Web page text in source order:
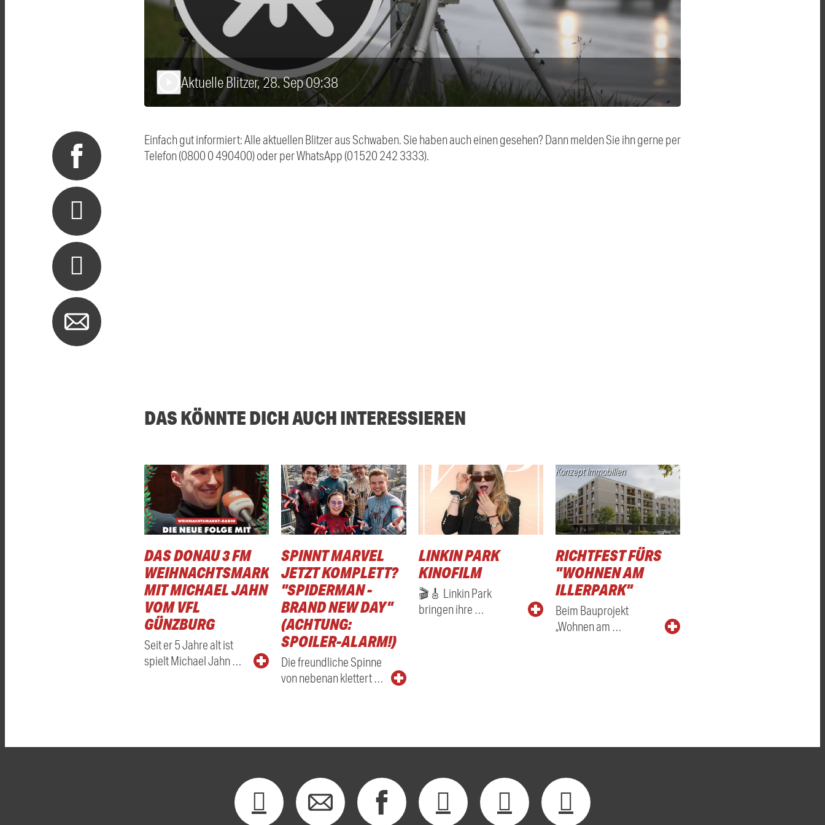
Aktuelle Blitzer, 28. Sep 09:38
Einfach gut informiert: Alle aktuellen Blitzer aus Schwaben. Sie haben auch einen gesehen? Dann melden Sie ihn gerne per
Telefon (0800 0 490400) oder per WhatsApp (01520 242 3333).
DAS KÖNNTE DICH AUCH INTERESSIEREN
DAS DONAU 3 FM
WEIHNACHTSMARKTRADIO
MIT MICHAEL JAHN
VOM VFL
GÜNZBURG
Seit er 5 Jahre alt ist
spielt Michael Jahn …
SPINNT MARVEL
JETZT KOMPLETT?
"SPIDERMAN -
BRAND NEW DAY"
(ACHTUNG:
SPOILER-ALARM!)
Die freundliche Spinne
von nebenan klettert …
LINKIN PARK
KINOFILM
🎬🎸 Linkin Park
bringen ihre …
Konzept Immobilien
RICHTFEST FÜRS
"WOHNEN AM
ILLERPARK"
Beim Bauprojekt
„Wohnen am …